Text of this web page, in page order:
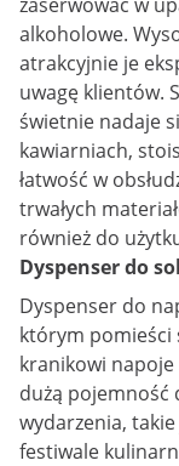
alkoholowe.
atrakcyjnie je
uwagę klientów.
świetnie nadaje
kawiarniach,
łatwość w
trwałych
również do
Dyspenser do
Dyspenser do
którym pomieści
kranikowi napoje
dużą pojemność
wydarzenia,
festiwale